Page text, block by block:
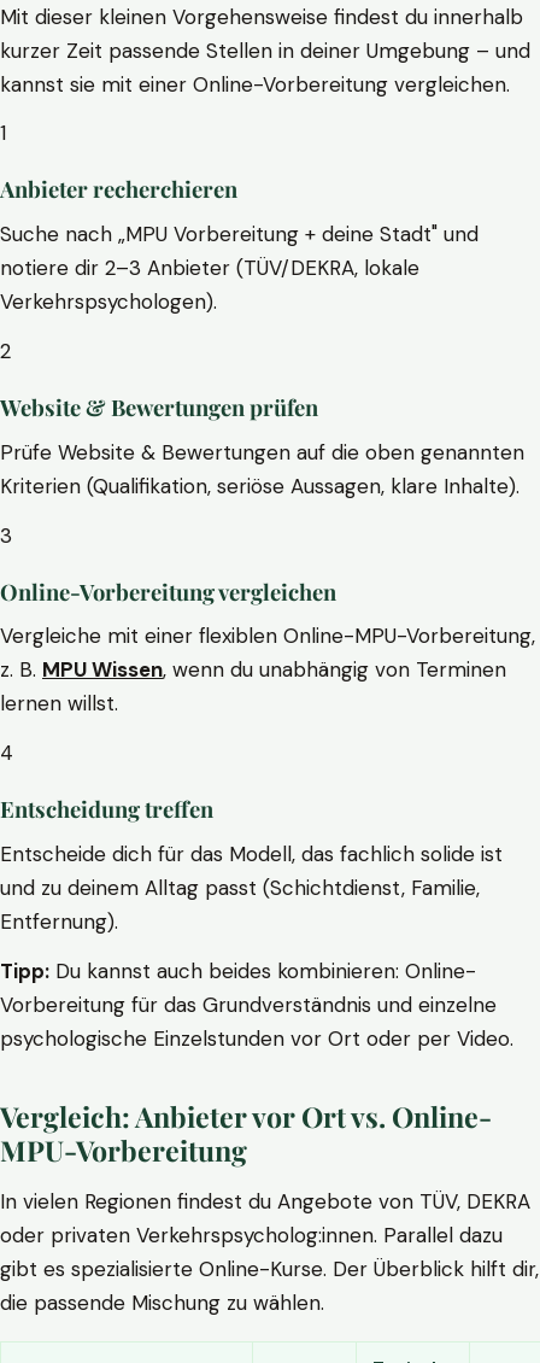
Mit dieser kleinen Vorgehensweise findest du innerhalb
kurzer Zeit passende Stellen in deiner Umgebung – und
kannst sie mit einer Online-Vorbereitung vergleichen.
1
Anbieter recherchieren
Suche nach „MPU Vorbereitung + deine Stadt" und
notiere dir 2–3 Anbieter (TÜV/DEKRA, lokale
Verkehrspsychologen).
2
Website & Bewertungen prüfen
Prüfe Website & Bewertungen auf die oben genannten
Kriterien (Qualifikation, seriöse Aussagen, klare Inhalte).
3
Online-Vorbereitung vergleichen
Vergleiche mit einer flexiblen Online-MPU-Vorbereitung,
z. B. MPU Wissen, wenn du unabhängig von Terminen
lernen willst.
4
Entscheidung treffen
Entscheide dich für das Modell, das fachlich solide ist
und zu deinem Alltag passt (Schichtdienst, Familie,
Entfernung).
Tipp: Du kannst auch beides kombinieren: Online-
Vorbereitung für das Grundverständnis und einzelne
psychologische Einzelstunden vor Ort oder per Video.
Vergleich: Anbieter vor Ort vs. Online-
MPU-Vorbereitung
In vielen Regionen findest du Angebote von TÜV, DEKRA
oder privaten Verkehrspsycholog:innen. Parallel dazu
gibt es spezialisierte Online-Kurse. Der Überblick hilft dir,
die passende Mischung zu wählen.